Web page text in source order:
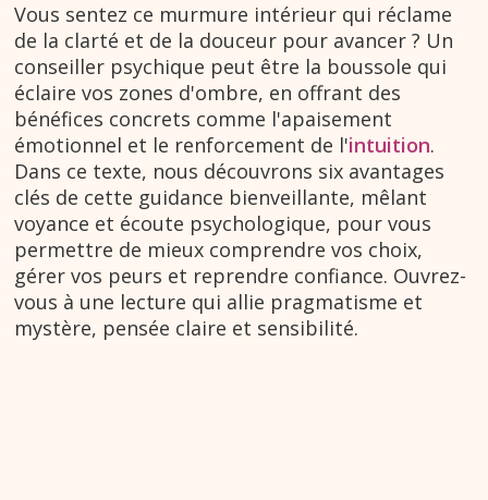
Vous sentez ce murmure intérieur qui réclame
de la clarté et de la douceur pour avancer ? Un
conseiller psychique peut être la boussole qui
éclaire vos zones d'ombre, en offrant des
bénéfices concrets comme l'apaisement
émotionnel et le renforcement de l'intuition.
Dans ce texte, nous découvrons six avantages
clés de cette guidance bienveillante, mêlant
voyance et écoute psychologique, pour vous
permettre de mieux comprendre vos choix,
gérer vos peurs et reprendre confiance. Ouvrez-
vous à une lecture qui allie pragmatisme et
mystère, pensée claire et sensibilité.